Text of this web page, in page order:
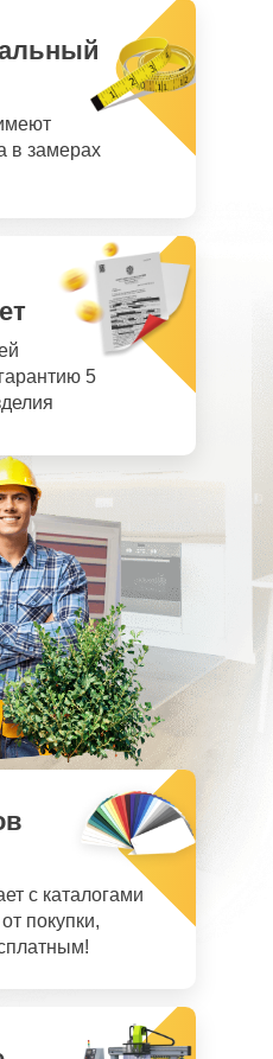
в замерах
5
с каталогами
покупки,